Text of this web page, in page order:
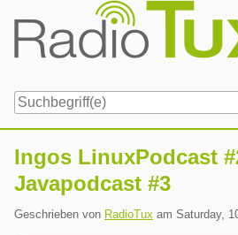
content
Ingos LinuxPodcast
Javapodcast #3
Geschrieben von RadioTux am Saturday,